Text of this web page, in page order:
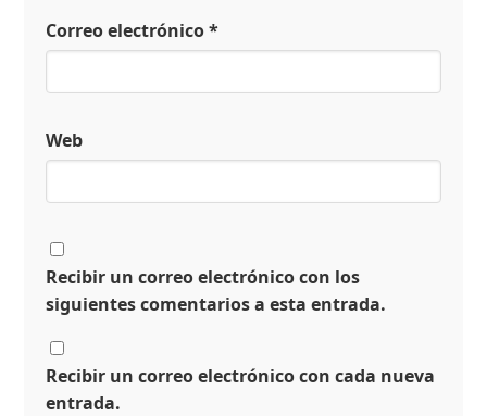
Correo electrónico*
Web
Recibir un correo electrónico con los
siguientes comentarios a esta entrada.
Recibir un correo electrónico con cada nueva
entrada.